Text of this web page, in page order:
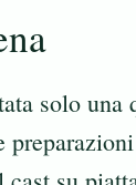
solo una